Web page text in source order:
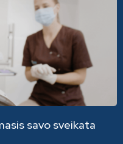
savo sveikata